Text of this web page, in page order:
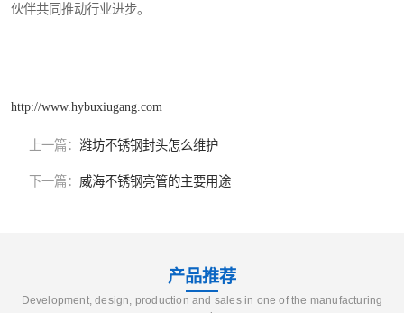
伙伴共同推动行业进步。
http://www.hybuxiugang.com
上一篇： 潍坊不锈钢封头怎么维护
下一篇： 威海不锈钢亮管的主要用途
产品推荐
Development, design, production and sales in one of the manufacturing